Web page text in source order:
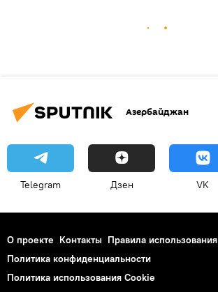
Азербайджан
Telegram Дзен VK
О проекте Контакты Правила использования
Политика конфиденциальности
Политика использования Cookie